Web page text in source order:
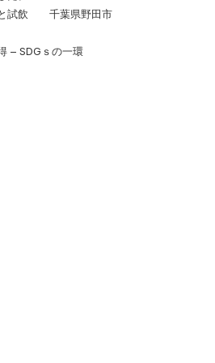
試飲 千葉県野田市
– SDGｓの一環